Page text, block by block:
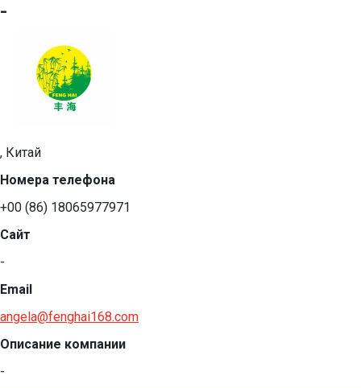
-
, Китай
Номера телефона
+00 (86) 18065977971
Сайт
-
Email
angela@fenghai168.com
Описание компании
-